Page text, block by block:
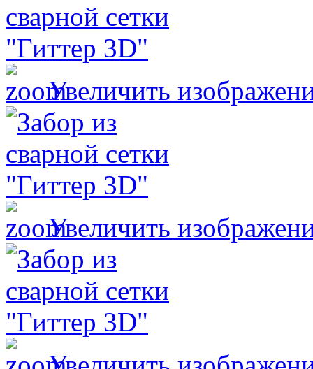
Увеличить
Увеличить